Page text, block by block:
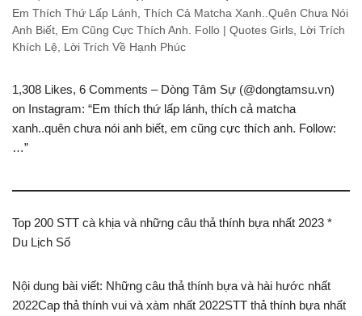
Em Thích Thứ Lấp Lánh, Thích Cả Matcha Xanh..Quên Chưa Nói
Anh Biết, Em Cũng Cực Thích Anh. Follo | Quotes Girls, Lời Trích
Khích Lệ, Lời Trích Về Hạnh Phúc
1,308 Likes, 6 Comments – Dòng Tâm Sự (@dongtamsu.vn)
on Instagram: “Em thích thứ lấp lánh, thích cả matcha
xanh..quên chưa nói anh biết, em cũng cực thích anh. Follow:
…”
Top 200 STT cà khịa và những câu thả thính bựa nhất 2023 *
Du Lịch Số
Nội dung bài viết: Những câu thả thính bựa và hài hước nhất
2022Cap thả thính vui và xàm nhất 2022STT thả thính bựa nhất